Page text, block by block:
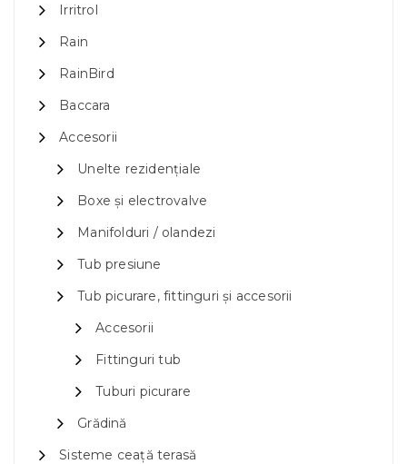
Irritrol
Rain
RainBird
Baccara
Accesorii
Unelte rezidențiale
Boxe și electrovalve
Manifolduri / olandezi
Tub presiune
Tub picurare, fittinguri și accesorii
Accesorii
Fittinguri tub
Tuburi picurare
Grădină
Sisteme ceață terasă